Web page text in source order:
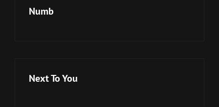
Numb
Next To You